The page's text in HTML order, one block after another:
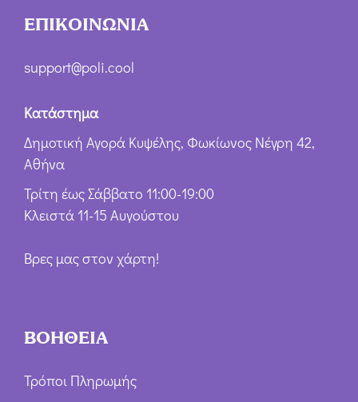
ΕΠΙΚΟΙΝΩΝΙΑ
support@poli.cool
Κατάστημα
Δημοτική Αγορά Κυψέλης, Φωκίωνος Νέγρη 42,
Αθήνα
Τρίτη έως Σάββατο 11:00-19:00
Κλειστά 11-15 Αυγούστου
Βρες μας στον χάρτη!
ΒΟΗΘΕΙΑ
Τρόποι Πληρωμής